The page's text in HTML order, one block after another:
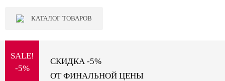
КАТАЛОГ ТОВАРОВ
SALE!
-5%
СКИДКА -5%
ОТ ФИНАЛЬНОЙ ЦЕНЫ